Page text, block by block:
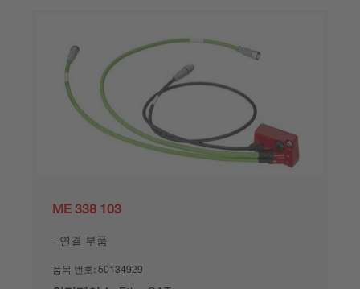
ME 338 103
연결 부품
품목 번호: 50134929